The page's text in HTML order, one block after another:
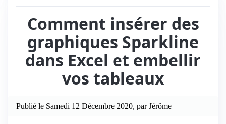
Comment insérer des
graphiques Sparkline
dans Excel et embellir
vos tableaux
Publié le Samedi 12 Décembre 2020, par Jérôme